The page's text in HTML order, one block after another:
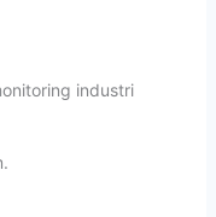
industri